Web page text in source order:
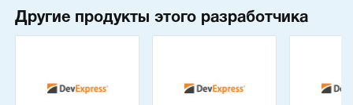
Другие продукты этого разработчика